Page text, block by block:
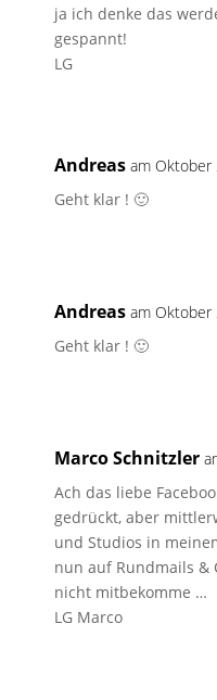
ja ich denke das
gespannt!
LG
Andreas am Oktober
Geht klar ! 🙂
Andreas am Oktober
Geht klar ! 🙂
Marco Schnitzler
Ach das liebe
gedrückt, aber
und Studios in
nun auf Rundmails &
nicht mitbekomme …
LG Marco